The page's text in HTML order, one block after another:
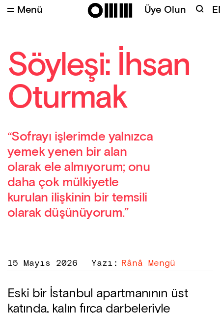
Menü Üye Olun
Söyleşi: İhsan
Oturmak
“Sofrayı işlerimde yalnızca
yemek yenen bir alan
olarak ele almıyorum; onu
daha çok mülkiyetle
kurulan ilişkinin bir temsili
olarak düşünüyorum.”
15 Mayıs 2026 Yazı : Rânâ Mengü
Eski bir İstanbul apartmanının üst
katında, kalın fırça darbeleriyle